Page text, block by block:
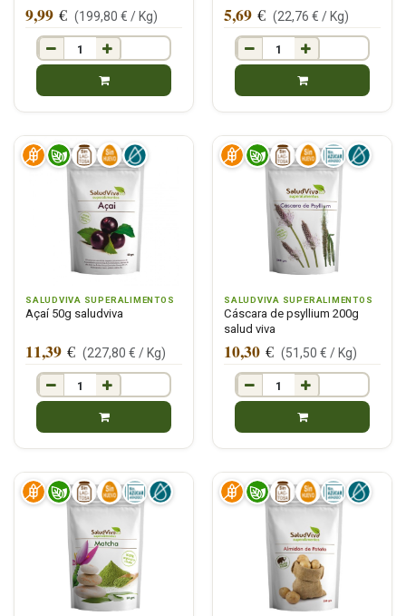
9,99 € (199,80 € / Kg) 5,69 € (22,76 € / Kg)
SALUDVIVA SUPERALIMENTOS
Açaí 50g saludviva
11,39 € (227,80 € / Kg)
SALUDVIVA SUPERALIMENTOS
Cáscara de psyllium 200g
salud viva
10,30 € (51,50 € / Kg)